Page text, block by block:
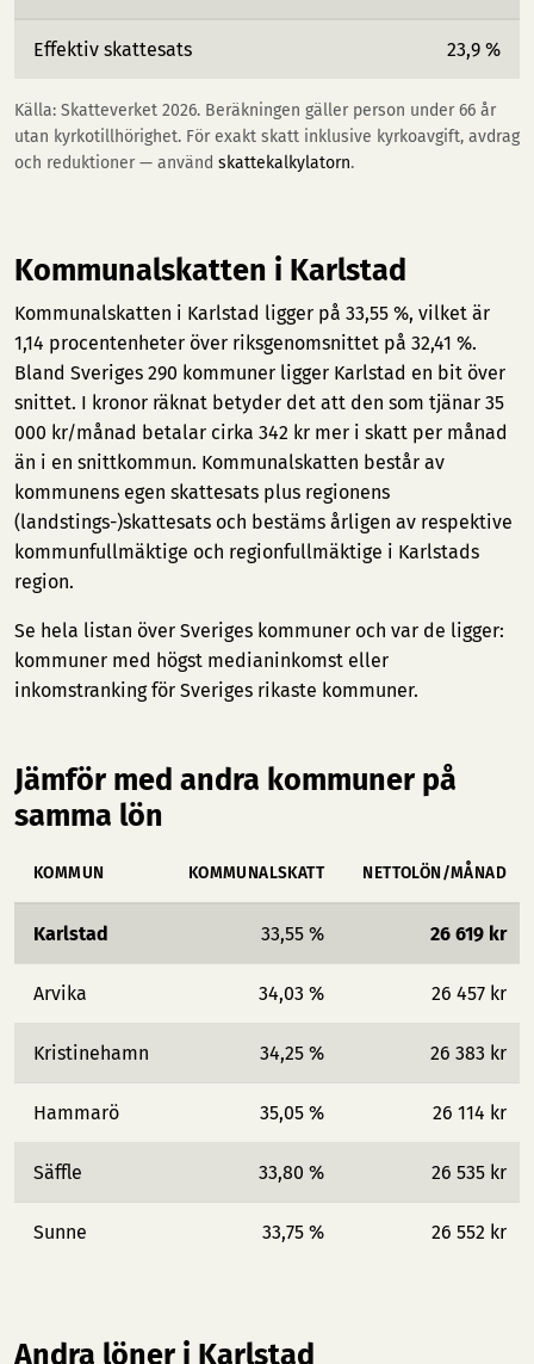
Effektiv skattesats 23,9 %
Källa: Skatteverket 2026. Beräkningen gäller person under 66 år
utan kyrkotillhörighet. För exakt skatt inklusive kyrkoavgift, avdrag
och reduktioner — använd skattekalkylatorn.
Kommunalskatten i Karlstad
Kommunalskatten i Karlstad ligger på 33,55 %, vilket är
1,14 procentenheter över riksgenomsnittet på 32,41 %.
Bland Sveriges 290 kommuner ligger Karlstad en bit över
snittet. I kronor räknat betyder det att den som tjänar 35
000 kr/månad betalar cirka 342 kr mer i skatt per månad
än i en snittkommun. Kommunalskatten består av
kommunens egen skattesats plus regionens
(landstings-)skattesats och bestäms årligen av respektive
kommunfullmäktige och regionfullmäktige i Karlstads
region.
Se hela listan över Sveriges kommuner och var de ligger:
kommuner med högst medianinkomst eller
inkomstranking för Sveriges rikaste kommuner.
Jämför med andra kommuner på
samma lön
KOMMUN KOMMUNALSKATT NETTOLÖN/MÅNAD
Karlstad 33,55 % 26 619 kr
Arvika 34,03 % 26 457 kr
Kristinehamn 34,25 % 26 383 kr
Hammarö 35,05 % 26 114 kr
Säffle 33,80 % 26 535 kr
Sunne 33,75 % 26 552 kr
Andra löner i Karlstad